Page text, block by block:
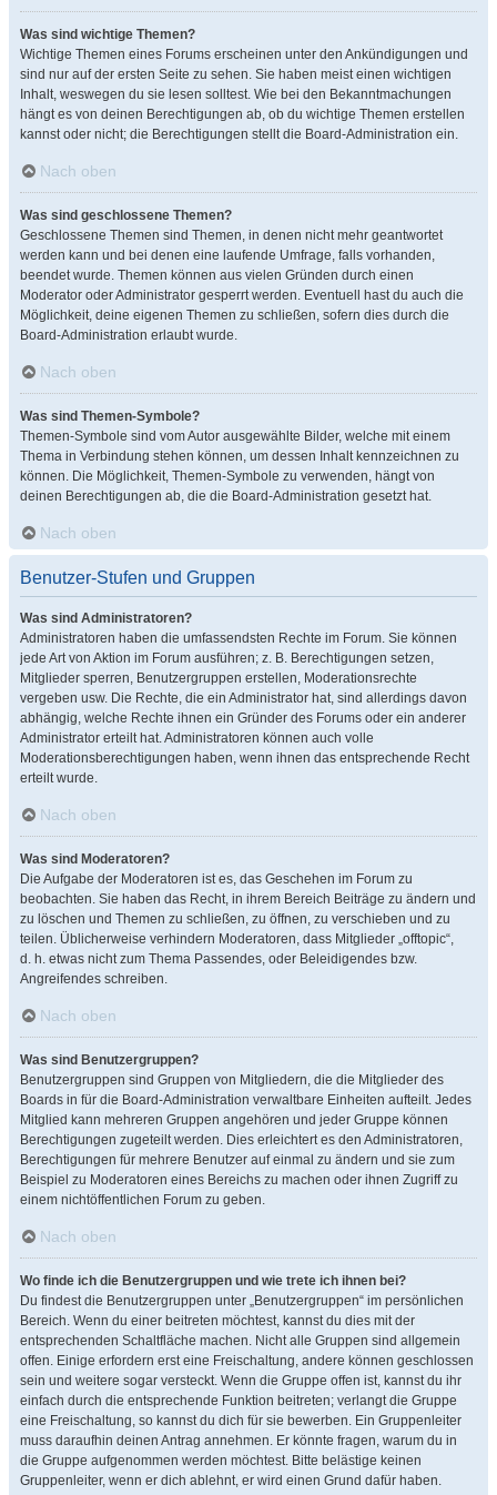
Was sind wichtige Themen?
Wichtige Themen eines Forums erscheinen unter den Ankündigungen und
sind nur auf der ersten Seite zu sehen. Sie haben meist einen wichtigen
Inhalt, weswegen du sie lesen solltest. Wie bei den Bekanntmachungen
hängt es von deinen Berechtigungen ab, ob du wichtige Themen erstellen
kannst oder nicht; die Berechtigungen stellt die Board-Administration ein.
Nach oben
Was sind geschlossene Themen?
Geschlossene Themen sind Themen, in denen nicht mehr geantwortet
werden kann und bei denen eine laufende Umfrage, falls vorhanden,
beendet wurde. Themen können aus vielen Gründen durch einen
Moderator oder Administrator gesperrt werden. Eventuell hast du auch die
Möglichkeit, deine eigenen Themen zu schließen, sofern dies durch die
Board-Administration erlaubt wurde.
Nach oben
Was sind Themen-Symbole?
Themen-Symbole sind vom Autor ausgewählte Bilder, welche mit einem
Thema in Verbindung stehen können, um dessen Inhalt kennzeichnen zu
können. Die Möglichkeit, Themen-Symbole zu verwenden, hängt von
deinen Berechtigungen ab, die die Board-Administration gesetzt hat.
Nach oben
Benutzer-Stufen und Gruppen
Was sind Administratoren?
Administratoren haben die umfassendsten Rechte im Forum. Sie können
jede Art von Aktion im Forum ausführen; z. B. Berechtigungen setzen,
Mitglieder sperren, Benutzergruppen erstellen, Moderationsrechte
vergeben usw. Die Rechte, die ein Administrator hat, sind allerdings davon
abhängig, welche Rechte ihnen ein Gründer des Forums oder ein anderer
Administrator erteilt hat. Administratoren können auch volle
Moderationsberechtigungen haben, wenn ihnen das entsprechende Recht
erteilt wurde.
Nach oben
Was sind Moderatoren?
Die Aufgabe der Moderatoren ist es, das Geschehen im Forum zu
beobachten. Sie haben das Recht, in ihrem Bereich Beiträge zu ändern und
zu löschen und Themen zu schließen, zu öffnen, zu verschieben und zu
teilen. Üblicherweise verhindern Moderatoren, dass Mitglieder „offtopic“,
d. h. etwas nicht zum Thema Passendes, oder Beleidigendes bzw.
Angreifendes schreiben.
Nach oben
Was sind Benutzergruppen?
Benutzergruppen sind Gruppen von Mitgliedern, die die Mitglieder des
Boards in für die Board-Administration verwaltbare Einheiten aufteilt. Jedes
Mitglied kann mehreren Gruppen angehören und jeder Gruppe können
Berechtigungen zugeteilt werden. Dies erleichtert es den Administratoren,
Berechtigungen für mehrere Benutzer auf einmal zu ändern und sie zum
Beispiel zu Moderatoren eines Bereichs zu machen oder ihnen Zugriff zu
einem nichtöffentlichen Forum zu geben.
Nach oben
Wo finde ich die Benutzergruppen und wie trete ich ihnen bei?
Du findest die Benutzergruppen unter „Benutzergruppen“ im persönlichen
Bereich. Wenn du einer beitreten möchtest, kannst du dies mit der
entsprechenden Schaltfläche machen. Nicht alle Gruppen sind allgemein
offen. Einige erfordern erst eine Freischaltung, andere können geschlossen
sein und weitere sogar versteckt. Wenn die Gruppe offen ist, kannst du ihr
einfach durch die entsprechende Funktion beitreten; verlangt die Gruppe
eine Freischaltung, so kannst du dich für sie bewerben. Ein Gruppenleiter
muss daraufhin deinen Antrag annehmen. Er könnte fragen, warum du in
die Gruppe aufgenommen werden möchtest. Bitte belästige keinen
Gruppenleiter, wenn er dich ablehnt, er wird einen Grund dafür haben.